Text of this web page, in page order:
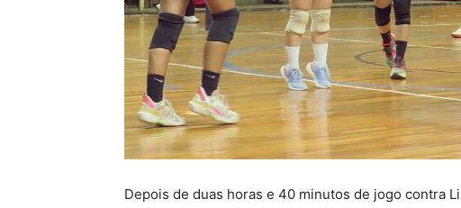
Depois de duas horas e 40 minutos de jogo contra